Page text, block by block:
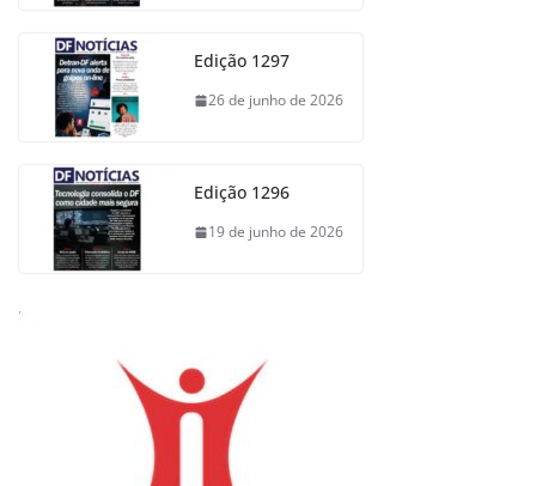
Edição 1297
26 de junho de 2026
Edição 1296
19 de junho de 2026